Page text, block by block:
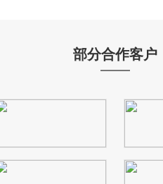
部分合作客户